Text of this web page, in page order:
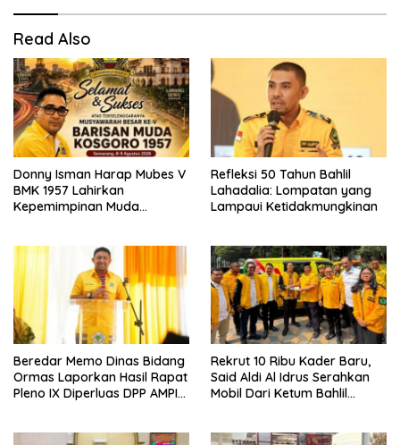
Read Also
Donny Isman Harap Mubes V
BMK 1957 Lahirkan
Kepemimpinan Muda
1957
Refleksi 50 Tahun Bahlil
Lahadalia: Lompatan yang
Lampaui Ketidakmungkinan
Beredar Memo Dinas Bidang
Ormas Laporkan Hasil Rapat
Pleno IX Diperluas DPP AMPI
Rekrut 10 Ribu Kader Baru,
Said Aldi Al Idrus Serahkan
Mobil Dari Ketum Bahlil